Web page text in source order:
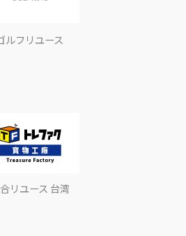
ルフリユース
リユース 台湾